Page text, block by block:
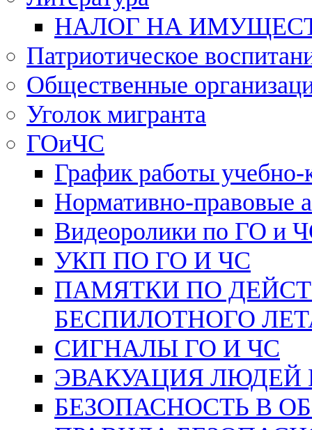
НАЛОГ НА
Патриотическое
Общественные
Уголок мигранта
ГОиЧС
График работы учебно-
Нормативно-правовые
Видеоролики по ГО и
УКП ПО ГО И ЧС
ПАМЯТКИ ПО
БЕСПИЛОТНОГО
СИГНАЛЫ ГО И ЧС
ЭВАКУАЦИЯ ЛЮДЕЙ
БЕЗОПАСНОСТЬ В